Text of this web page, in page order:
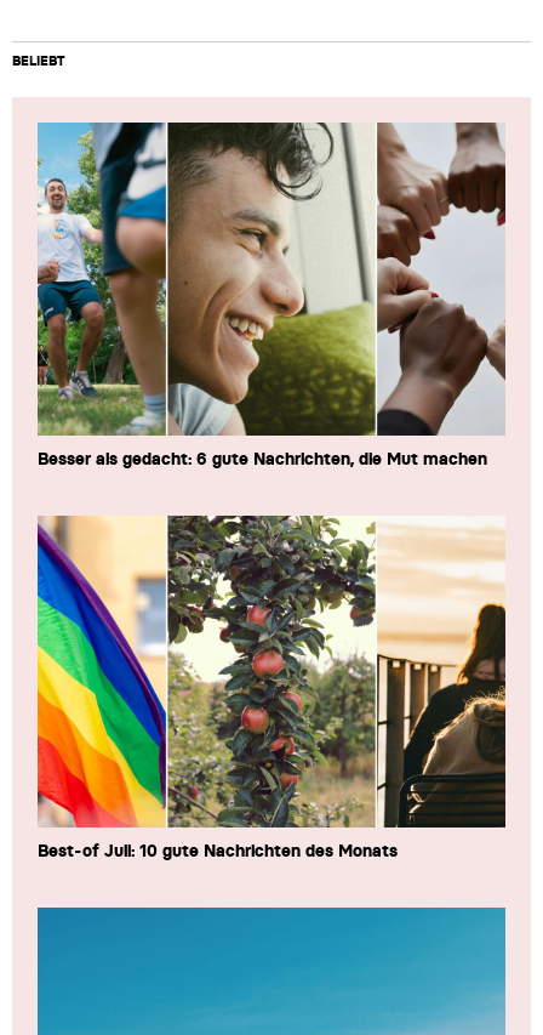
BELIEBT
Besser als gedacht: 6 gute Nachrichten, die Mut machen
Best-of Juli: 10 gute Nachrichten des Monats